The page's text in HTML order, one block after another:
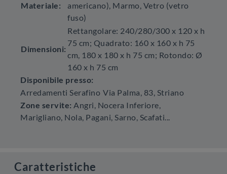
Materiale:
americano), Marmo, Vetro (vetro
fuso)
Dimensioni:
Rettangolare: 240/280/300 x 120 x h
75 cm; Quadrato: 160 x 160 x h 75
cm, 180 x 180 x h 75 cm; Rotondo: Ø
160 x h 75 cm
Disponibile presso:
Arredamenti Serafino Via Palma, 83, Striano
Zone servite: Angri, Nocera Inferiore,
Marigliano, Nola, Pagani, Sarno, Scafati...
Caratteristiche